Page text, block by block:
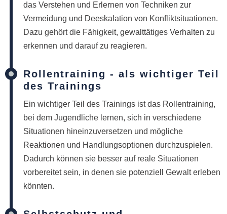
das Verstehen und Erlernen von Techniken zur
Vermeidung und Deeskalation von Konfliktsituationen.
Dazu gehört die Fähigkeit, gewalttätiges Verhalten zu
erkennen und darauf zu reagieren.
Rollentraining - als wichtiger Teil
des Trainings
Ein wichtiger Teil des Trainings ist das Rollentraining,
bei dem Jugendliche lernen, sich in verschiedene
Situationen hineinzuversetzen und mögliche
Reaktionen und Handlungsoptionen durchzuspielen.
Dadurch können sie besser auf reale Situationen
vorbereitet sein, in denen sie potenziell Gewalt erleben
könnten.